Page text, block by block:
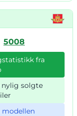
5008
fra
modellen